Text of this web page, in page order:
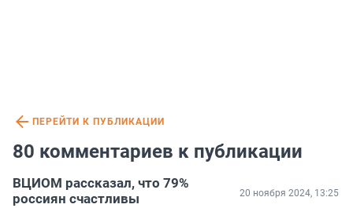
ПЕРЕЙТИ К ПУБЛИКАЦИИ
80 комментариев к публикации
ВЦИОМ рассказал, что 79%
россиян счастливы
20 ноября 2024, 13:25